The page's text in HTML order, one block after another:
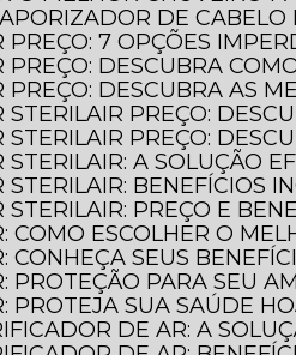
DE
PREÇO: 7 OPÇÕES
PREÇO: DESCUBRA
PREÇO: DESCUBRA AS
STERILAIR PREÇO:
STERILAIR PREÇO:
STERILAIR: A SOLUÇÃO
STERILAIR: BENEFÍCIOS
STERILAIR: PREÇO E
COMO ESCOLHER O
CONHEÇA SEUS
PROTEÇÃO PARA SEU
PROTEJA SUA SAÚDE
DE AR: A